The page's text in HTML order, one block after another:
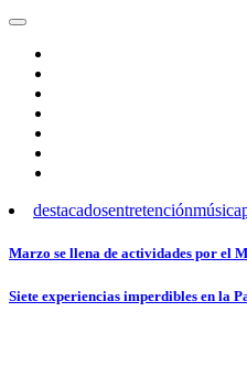
destacadosentretenciónmúsica
Navegación
de
Marzo se llena de actividades por el
Siete experiencias imperdibles en la